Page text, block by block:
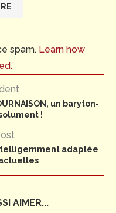
spam. Learn how
un baryton-
!
adaptée
AIMER...